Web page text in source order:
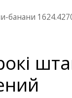
банани